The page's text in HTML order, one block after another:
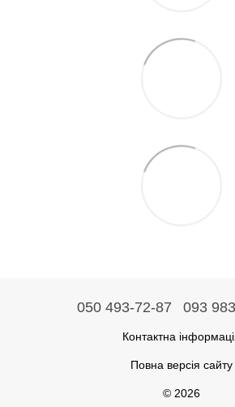
050 493-72-87 093
Контактна
Повна версія сайту
© 2026